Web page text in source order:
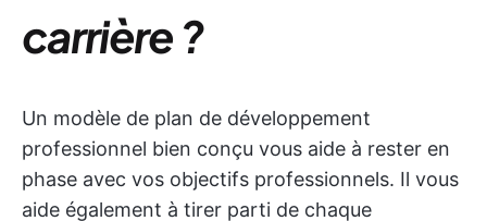
carrière ?
Un modèle de plan de développement
professionnel bien conçu vous aide à rester en
phase avec vos objectifs professionnels. Il vous
aide également à tirer parti de chaque